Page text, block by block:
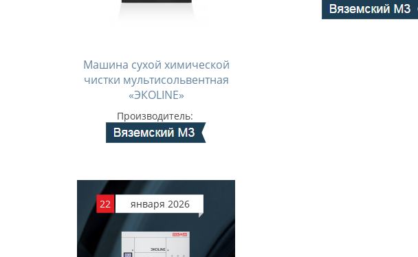
Машина сухой химической
чистки мультисольвентная
«ЭКОLINE»
Производитель:
22 января 2026